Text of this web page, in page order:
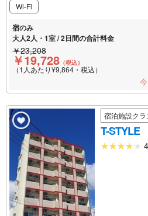
Wi-Fi
宿のみ
大人2人・1室 / 2日間の合計料金
￥23,208
￥19,728 （税込）
（1人あたり¥9,864・税込）
宿泊施設クラ
T-STYLE